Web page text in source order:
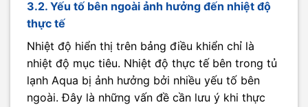
3.2. Yếu tố bên ngoài ảnh hưởng đến nhiệt độ
thực tế
Nhiệt độ hiển thị trên bảng điều khiển chỉ là
nhiệt độ mục tiêu. Nhiệt độ thực tế bên trong tủ
lạnh Aqua bị ảnh hưởng bởi nhiều yếu tố bên
ngoài. Đây là những vấn đề cần lưu ý khi thực